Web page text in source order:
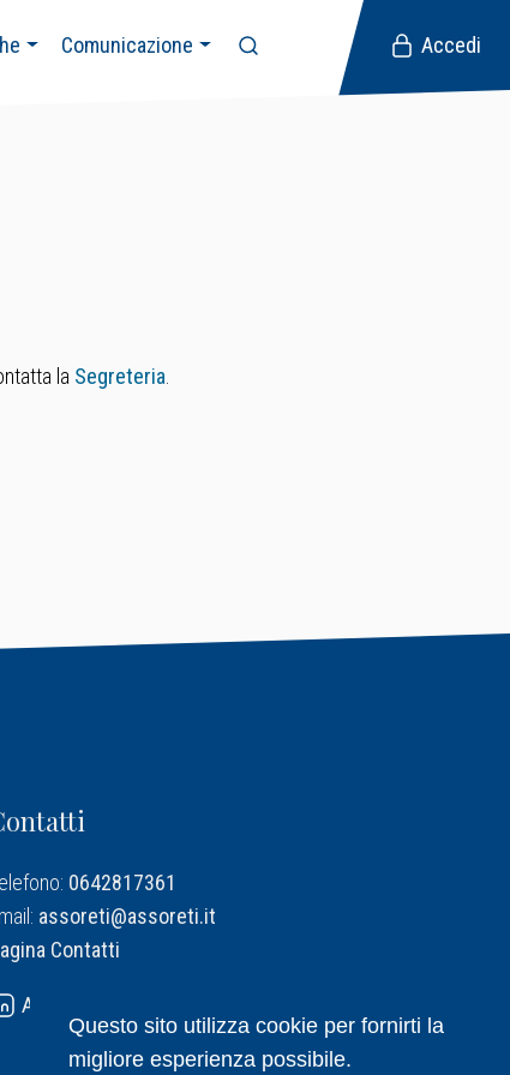
Questo sito utilizza cookie per fornirti la
migliore esperienza possibile.
Accedi
Comunicazione
la Segreteria
0642817361
assoreti@assoreti.it
Contatti
Assoreti su Linkedin